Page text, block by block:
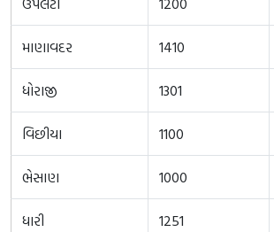
માણાવદર 1410
ધોરાજી 1301
વિછીયા 1100
ભેસાણ 1000
ધારી 1251